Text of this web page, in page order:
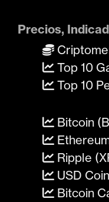
Precios,
Top 10
Top 10
Bitcoin
Ripple
USD
Bitcoin